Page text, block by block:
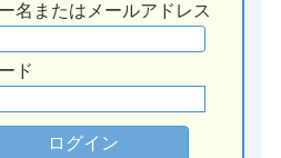
名またはメールアドレス
ド